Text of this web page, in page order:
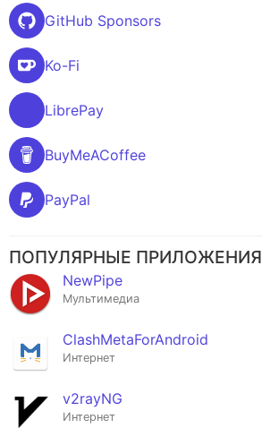
GitHub Sponsors
Ko-Fi
LibrePay
BuyMeACoffee
PayPal
ПОПУЛЯРНЫЕ ПРИЛОЖЕНИЯ
NewPipe
Мультимедиа
ClashMetaForAndroid
Интернет
v2rayNG
Интернет